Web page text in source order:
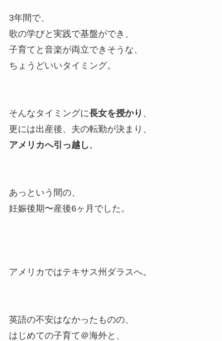
3年間で、
歌の学びと実践で基盤ができ、
子育てと音楽が両立できそうな、
ちょうどいいタイミング。
そんなタイミングに長女を授かり 、
更には出産後、夫の転勤が決まり、
アメリカへ引っ越し 。
あっという間の、
妊娠後期〜産後6ヶ月でした。
アメリカではテキサス州ダラスへ。
英語の不安はなかったものの、
はじめての子育て＠海外と、